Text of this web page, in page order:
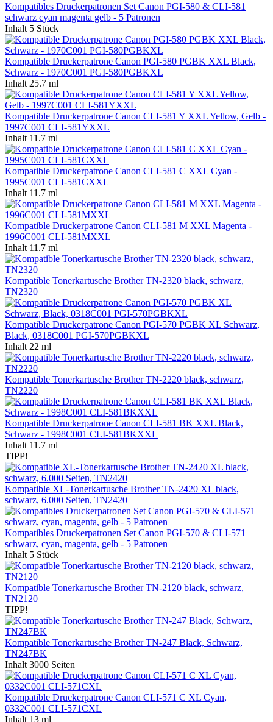
Kompatibles Druckerpatronen Set Canon PGI-580 & CLI-581
schwarz cyan magenta gelb - 5 Patronen
Inhalt 5 Stück
Kompatible Druckerpatrone Canon PGI-580 PGBK XXL Black,
Schwarz - 1970C001 PGI-580PGBKXL
Inhalt 25.7 ml
Kompatible Druckerpatrone Canon CLI-581 Y XXL Yellow, Gelb -
1997C001 CLI-581YXXL
Inhalt 11.7 ml
Kompatible Druckerpatrone Canon CLI-581 C XXL Cyan -
1995C001 CLI-581CXXL
Inhalt 11.7 ml
Kompatible Druckerpatrone Canon CLI-581 M XXL Magenta -
1996C001 CLI-581MXXL
Inhalt 11.7 ml
Kompatible Tonerkartusche Brother TN-2320 black, schwarz,
TN2320
Kompatible Druckerpatrone Canon PGI-570 PGBK XL Schwarz,
Black, 0318C001 PGI-570PGBKXL
Inhalt 22 ml
Kompatible Tonerkartusche Brother TN-2220 black, schwarz,
TN2220
Kompatible Druckerpatrone Canon CLI-581 BK XXL Black,
Schwarz - 1998C001 CLI-581BKXXL
Inhalt 11.7 ml
TIPP!
Kompatible XL-Tonerkartusche Brother TN-2420 XL black,
schwarz, 6.000 Seiten, TN2420
Kompatibles Druckerpatronen Set Canon PGI-570 & CLI-571
schwarz, cyan, magenta, gelb - 5 Patronen
Inhalt 5 Stück
Kompatible Tonerkartusche Brother TN-2120 black, schwarz,
TN2120
TIPP!
Kompatible Tonerkartusche Brother TN-247 Black, Schwarz,
TN247BK
Inhalt 3000 Seiten
Kompatible Druckerpatrone Canon CLI-571 C XL Cyan,
0332C001 CLI-571CXL
Inhalt 13 ml